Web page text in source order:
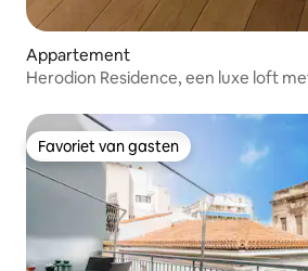
Appartement
Herodion Residence, een luxe loft
Favoriet van gasten
Favoriet van gasten